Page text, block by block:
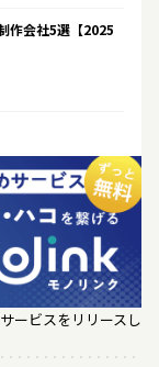
作会社5選【2025
ービスをリリースし